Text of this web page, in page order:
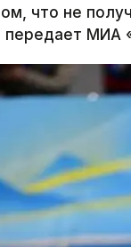
что не
передает МИА